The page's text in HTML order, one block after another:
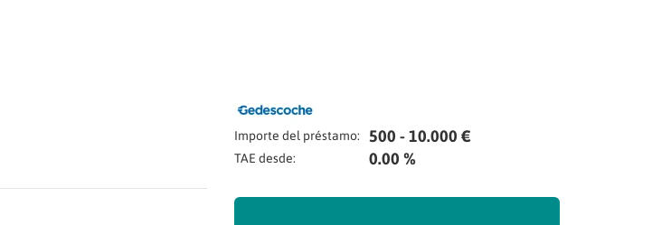
Importe del préstamo: 500 - 10.000 €
TAE desde: 0.00 %